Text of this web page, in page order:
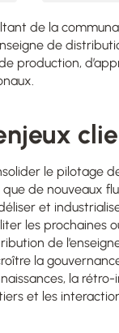
de la
de
production,
le pilotage
que de nouveaux
et
les prochaines
de
la
la
et les